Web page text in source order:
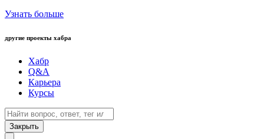
Узнать больше
другие проекты хабра
Хабр
Q&A
Карьера
Курсы
Закрыть